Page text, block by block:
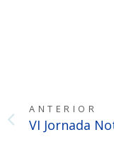
ANTERIOR